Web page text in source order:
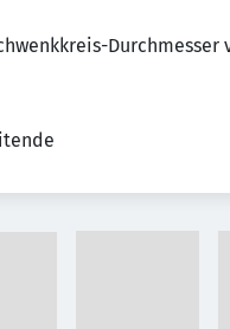
Durchmesser